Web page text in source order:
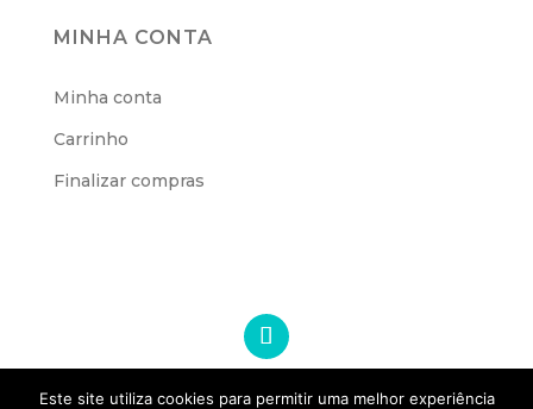
MINHA CONTA
Minha conta
Carrinho
Finalizar compras
Este site utiliza cookies para permitir uma melhor experiência